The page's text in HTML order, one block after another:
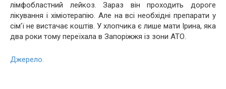
лімфобластний лейкоз. Зараз він проходить дороге
лікування і хіміотерапію. Але на всі необхідні препарати у
сім’ї не вистачає коштів. У хлопчика є лише мати Ірина, яка
два роки тому переїхала в Запоріжжя із зони АТО.
Джерело.